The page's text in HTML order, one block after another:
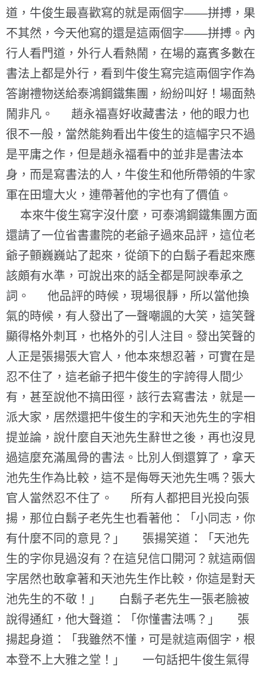
道，牛俊生最喜歡寫的就是兩個字——拼搏，果
不其然，今天他寫的還是這兩個字——拼搏。內
行人看門道，外行人看熱鬧，在場的嘉賓多數在
書法上都是外行，看到牛俊生寫完這兩個字作為
答謝禮物送給泰鴻鋼鐵集團，紛紛叫好！場面熱
鬧非凡。 趙永福喜好收藏書法，他的眼力也
很不一般，當然能夠看出牛俊生的這幅字只不過
是平庸之作，但是趙永福看中的並非是書法本
身，而是寫書法的人，牛俊生和他所帶領的牛家
軍在田壇大火，連帶著他的字也有了價值。
本來牛俊生寫字沒什麼，可泰鴻鋼鐵集團方面
還請了一位省書畫院的老爺子過來品評，這位老
爺子顫巍巍站了起來，從頜下的白鬍子看起來應
該頗有水準，可說出來的話全都是阿諛奉承之
詞。 他品評的時候，現場很靜，所以當他換
氣的時候，有人發出了一聲嘲諷的大笑，這笑聲
顯得格外刺耳，也格外的引人注目。發出笑聲的
人正是張揚張大官人，他本來想忍著，可實在是
忍不住了，這老爺子把牛俊生的字誇得人間少
有，甚至說他不搞田徑，該行去寫書法，就是一
派大家，居然還把牛俊生的字和天池先生的字相
提並論，說什麼自天池先生辭世之後，再也沒見
過這麼充滿風骨的書法。比別人倒還算了，拿天
池先生作為比較，這不是侮辱天池先生嗎？張大
官人當然忍不住了。 所有人都把目光投向張
揚，那位白鬍子老先生也看著他：「小同志，你
有什麼不同的意見？」 張揚笑道：「天池先
生的字你見過沒有？在這兒信口開河？就這兩個
字居然也敢拿著和天池先生作比較，你這是對天
池先生的不敬！」 白鬍子老先生一張老臉被
說得通紅，他大聲道：「你懂書法嗎？」 張
揚起身道：「我雖然不懂，可是就這兩個字，根
本登不上大雅之堂！」 一句話把牛俊生氣得